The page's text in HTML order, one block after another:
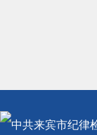
中共来宾市纪律